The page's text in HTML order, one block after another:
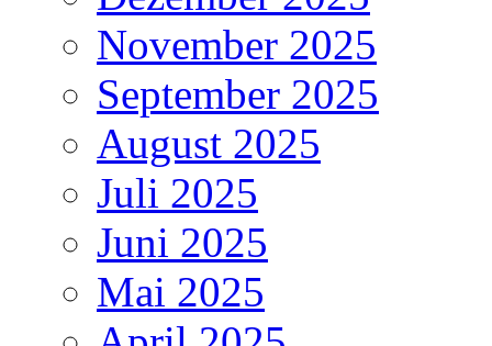
November 2025
September 2025
August 2025
Juli 2025
Juni 2025
Mai 2025